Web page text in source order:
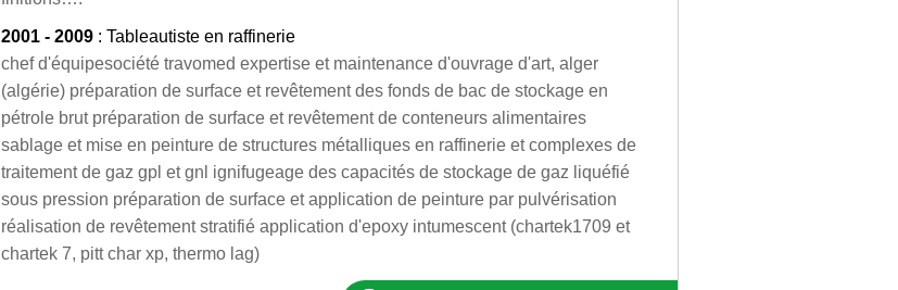
2001 - 2009 : Tableautiste en raffinerie
chef d'équipesociété travomed expertise et maintenance d'ouvrage d'art, alger
(algérie) préparation de surface et revêtement des fonds de bac de stockage en
pétrole brut préparation de surface et revêtement de conteneurs alimentaires
sablage et mise en peinture de structures métalliques en raffinerie et complexes de
traitement de gaz gpl et gnl ignifugeage des capacités de stockage de gaz liquéfié
sous pression préparation de surface et application de peinture par pulvérisation
réalisation de revêtement stratifié application d'epoxy intumescent (chartek1709 et
chartek 7, pitt char xp, thermo lag)